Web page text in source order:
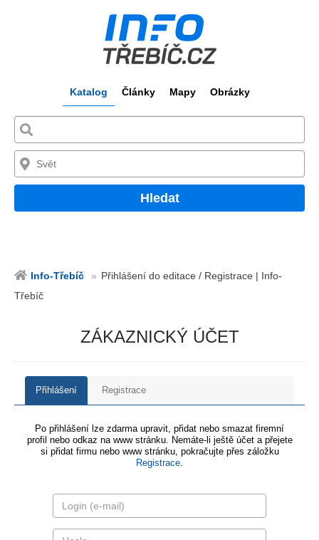
Katalog Články Mapy Obrázky
Hledat
Info-Třebíč
Přihlášení do editace / Registrace | Info-
Třebíč
ZÁKAZNICKÝ ÚČET
Přihlášení Registrace
Po přihlášení lze zdarma upravit, přidat nebo smazat firemní
profil nebo odkaz na www stránku. Nemáte-li ještě účet a přejete
si přidat firmu nebo www stránku, pokračujte přes záložku
Registrace.